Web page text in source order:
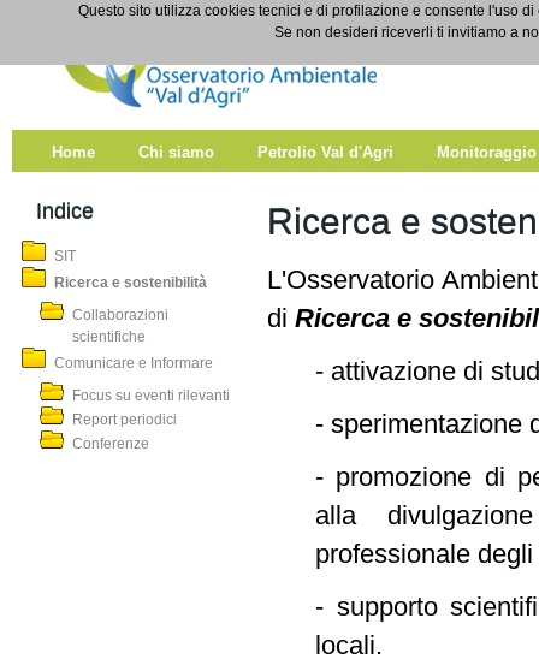
Salta al contenuto
Ricerca e sostenibilità
Home Chi siamo Petrolio Val d'Agri Monitoraggio
Indice
SIT
Ricerca e sostenibilità
Collaborazioni
scientifiche
Comunicare e Informare
Focus su eventi rilevanti
Report periodici
Conferenze
Ricerca e
L'Osservatorio
di Ricerca e
- attivazione di
- sperimentazione
- promozione di
alla
professionale
- supporto
locali.
Questo sito utilizza cookies tecnici e di profilazione e consente l'uso
Se non desideri riceverli ti invitiamo a